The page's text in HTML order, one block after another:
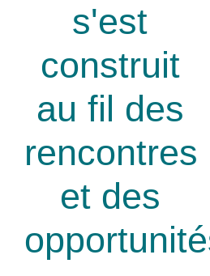
s'est
construit
au fil des
rencontres
et des